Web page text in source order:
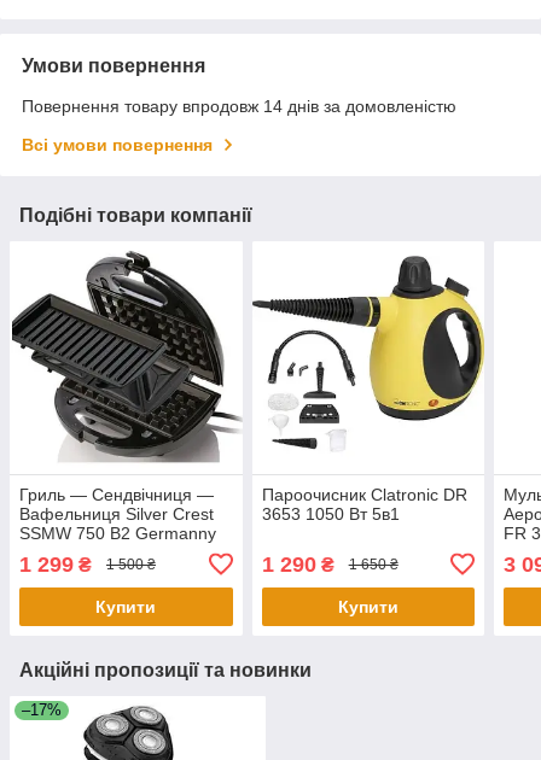
Умови повернення
Повернення товару впродовж 14 днів за домовленістю
Всі умови повернення
Подібні товари компанії
Гриль — Сендвічниця —
Вафельниця Silver Crest
SSMW 750 B2 Germanny
1 299 ₴ 1 500 ₴
Купити
Пароочисник Clatronic DR
3653 1050 Вт 5в1
1 290₴ 1 650 ₴
Купити
FR
3
Акційні пропозиції та новинки
–17%